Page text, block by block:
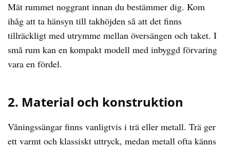
Mät rummet noggrant innan du bestämmer dig. Kom
ihåg att ta hänsyn till takhöjden så att det finns
tillräckligt med utrymme mellan översängen och taket. I
små rum kan en kompakt modell med inbyggd förvaring
vara en fördel.
2. Material och konstruktion
Våningssängar finns vanligtvis i trä eller metall. Trä ger
ett varmt och klassiskt uttryck, medan metall ofta känns